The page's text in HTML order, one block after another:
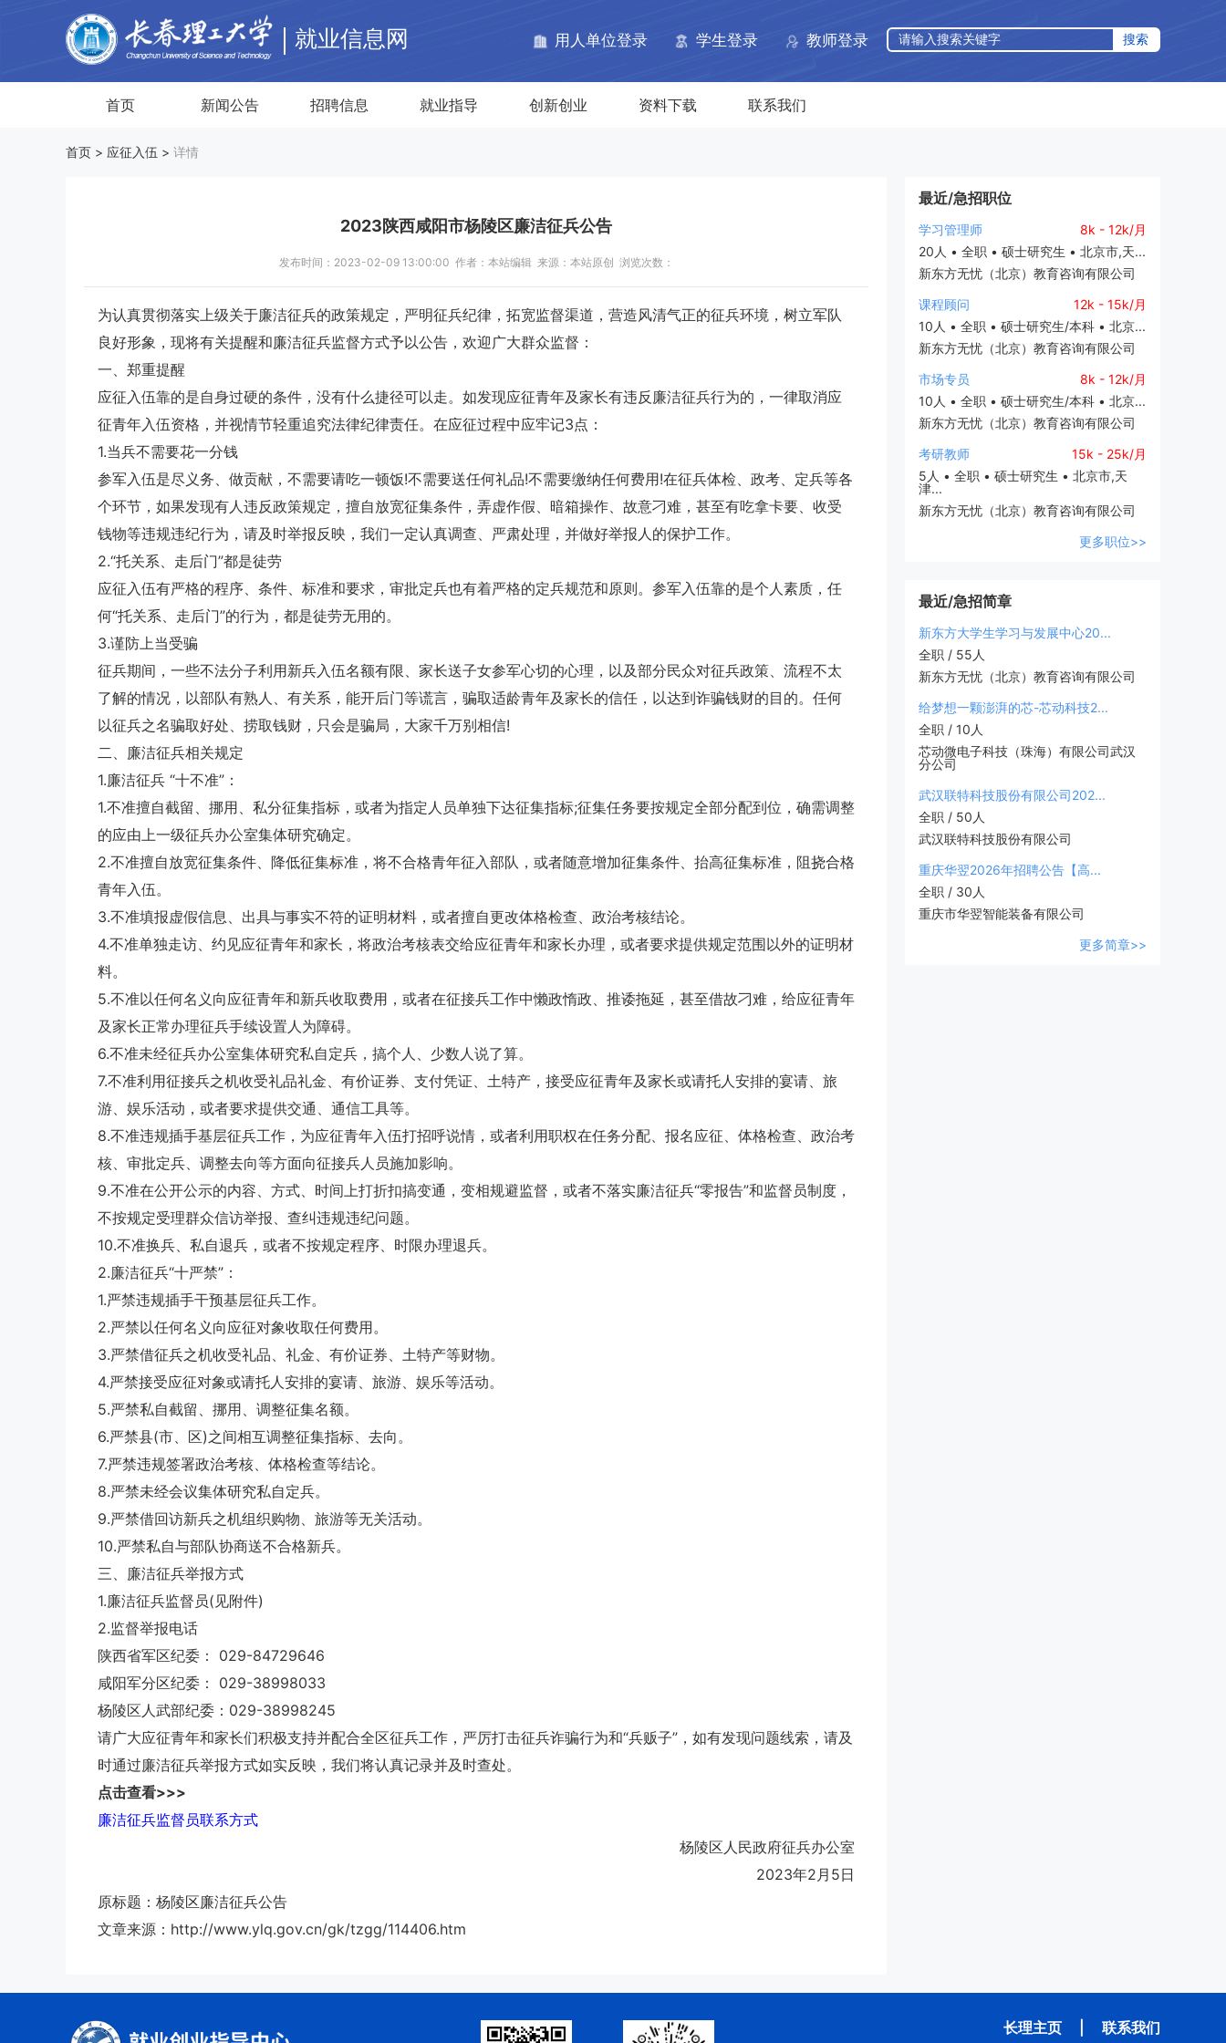
就业信息网 用人单位登录 学生登录 教师登录
首页 新闻公告 招聘信息 就业指导 创新创业 资料下载 联系我们
首页 > 应征入伍 > 详情
最近/急招职位
学习管理师
8k - 12k/月
20人 • 全职 • 硕士研究生 • 北京市,天...
新东方无忧（北京）教育咨询有限公司
课程顾问
12k - 15k/月
10人 • 全职 • 硕士研究生/本科 • 北京...
新东方无忧（北京）教育咨询有限公司
市场专员
8k - 12k/月
10人 • 全职 • 硕士研究生/本科 • 北京...
新东方无忧（北京）教育咨询有限公司
考研教师
15k - 25k/月
5人 • 全职 • 硕士研究生 • 北京市,天
津...
新东方无忧（北京）教育咨询有限公司
更多职位>>
最近/急招简章
新东方大学生学习与发展中心20...
全职 / 55人
新东方无忧（北京）教育咨询有限公司
给梦想一颗澎湃的芯-芯动科技2...
全职 / 10人
芯动微电子科技（珠海）有限公司武汉
分公司
武汉联特科技股份有限公司202...
全职 / 50人
武汉联特科技股份有限公司
重庆华翌2026年招聘公告【高...
全职 / 30人
重庆市华翌智能装备有限公司
更多简章>>
2023陕西咸阳市杨陵区廉洁征兵公告
发布时间：2023-02-09 13:00:00 作者：本站编辑 来源：本站原创 浏览次数：
为认真贯彻落实上级关于廉洁征兵的政策规定，严明征兵纪律，拓宽监督渠道，营造风清气正的征兵环境，树立军队
良好形象，现将有关提醒和廉洁征兵监督方式予以公告，欢迎广大群众监督：
一、郑重提醒
应征入伍靠的是自身过硬的条件，没有什么捷径可以走。如发现应征青年及家长有违反廉洁征兵行为的，一律取消应
征青年入伍资格，并视情节轻重追究法律纪律责任。在应征过程中应牢记3点：
1.当兵不需要花一分钱
参军入伍是尽义务、做贡献，不需要请吃一顿饭!不需要送任何礼品!不需要缴纳任何费用!在征兵体检、政考、定兵等各
个环节，如果发现有人违反政策规定，擅自放宽征集条件，弄虚作假、暗箱操作、故意刁难，甚至有吃拿卡要、收受
钱物等违规违纪行为，请及时举报反映，我们一定认真调查、严肃处理，并做好举报人的保护工作。
2.“托关系、走后门”都是徒劳
应征入伍有严格的程序、条件、标准和要求，审批定兵也有着严格的定兵规范和原则。参军入伍靠的是个人素质，任
何“托关系、走后门”的行为，都是徒劳无用的。
3.谨防上当受骗
征兵期间，一些不法分子利用新兵入伍名额有限、家长送子女参军心切的心理，以及部分民众对征兵政策、流程不太
了解的情况，以部队有熟人、有关系，能开后门等谎言，骗取适龄青年及家长的信任，以达到诈骗钱财的目的。任何
以征兵之名骗取好处、捞取钱财，只会是骗局，大家千万别相信!
二、廉洁征兵相关规定
1.廉洁征兵 “十不准”：
1.不准擅自截留、挪用、私分征集指标，或者为指定人员单独下达征集指标;征集任务要按规定全部分配到位，确需调整
的应由上一级征兵办公室集体研究确定。
2.不准擅自放宽征集条件、降低征集标准，将不合格青年征入部队，或者随意增加征集条件、抬高征集标准，阻挠合格
青年入伍。
3.不准填报虚假信息、出具与事实不符的证明材料，或者擅自更改体格检查、政治考核结论。
4.不准单独走访、约见应征青年和家长，将政治考核表交给应征青年和家长办理，或者要求提供规定范围以外的证明材
料。
5.不准以任何名义向应征青年和新兵收取费用，或者在征接兵工作中懒政惰政、推诿拖延，甚至借故刁难，给应征青年
及家长正常办理征兵手续设置人为障碍。
6.不准未经征兵办公室集体研究私自定兵，搞个人、少数人说了算。
7.不准利用征接兵之机收受礼品礼金、有价证券、支付凭证、土特产，接受应征青年及家长或请托人安排的宴请、旅
游、娱乐活动，或者要求提供交通、通信工具等。
8.不准违规插手基层征兵工作，为应征青年入伍打招呼说情，或者利用职权在任务分配、报名应征、体格检查、政治考
核、审批定兵、调整去向等方面向征接兵人员施加影响。
9.不准在公开公示的内容、方式、时间上打折扣搞变通，变相规避监督，或者不落实廉洁征兵“零报告”和监督员制度，
不按规定受理群众信访举报、查纠违规违纪问题。
10.不准换兵、私自退兵，或者不按规定程序、时限办理退兵。
2.廉洁征兵“十严禁”：
1.严禁违规插手干预基层征兵工作。
2.严禁以任何名义向应征对象收取任何费用。
3.严禁借征兵之机收受礼品、礼金、有价证券、土特产等财物。
4.严禁接受应征对象或请托人安排的宴请、旅游、娱乐等活动。
5.严禁私自截留、挪用、调整征集名额。
6.严禁县(市、区)之间相互调整征集指标、去向。
7.严禁违规签署政治考核、体格检查等结论。
8.严禁未经会议集体研究私自定兵。
9.严禁借回访新兵之机组织购物、旅游等无关活动。
10.严禁私自与部队协商送不合格新兵。
三、廉洁征兵举报方式
1.廉洁征兵监督员(见附件)
2.监督举报电话
陕西省军区纪委： 029-84729646
咸阳军分区纪委： 029-38998033
杨陵区人武部纪委：029-38998245
请广大应征青年和家长们积极支持并配合全区征兵工作，严厉打击征兵诈骗行为和“兵贩子”，如有发现问题线索，请及
时通过廉洁征兵举报方式如实反映，我们将认真记录并及时查处。
点击查看>>>
廉洁征兵监督员联系方式
杨陵区人民政府征兵办公室
2023年2月5日
原标题：杨陵区廉洁征兵公告
文章来源：http://www.ylq.gov.cn/gk/tzgg/114406.htm
长理主页 联系我们